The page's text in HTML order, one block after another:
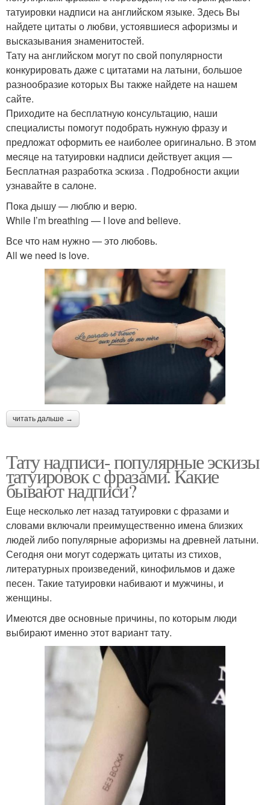
татуировки надписи на английском языке. Здесь Вы
найдете цитаты о любви, устоявшиеся афоризмы и
высказывания знаменитостей.
Тату на английском могут по свой популярности
конкурировать даже с цитатами на латыни, большое
разнообразие которых Вы также найдете на нашем
сайте.
Приходите на бесплатную консультацию, наши
специалисты помогут подобрать нужную фразу и
предложат оформить ее наиболее оригинально. В этом
месяце на татуировки надписи действует акция —
Бесплатная разработка эскиза . Подробности акции
узнавайте в салоне.
Пока дышу — люблю и верю.
While I’m breathing — I love and believe.
Все что нам нужно — это любовь.
All we need is love.
читать дальше →
Тату надписи- популярные эскизы
татуировок с фразами. Какие
бывают надписи?
Еще несколько лет назад татуировки с фразами и
словами включали преимущественно имена близких
людей либо популярные афоризмы на древней латыни.
Сегодня они могут содержать цитаты из стихов,
литературных произведений, кинофильмов и даже
песен. Такие татуировки набивают и мужчины, и
женщины.
Имеются две основные причины, по которым люди
выбирают именно этот вариант тату.